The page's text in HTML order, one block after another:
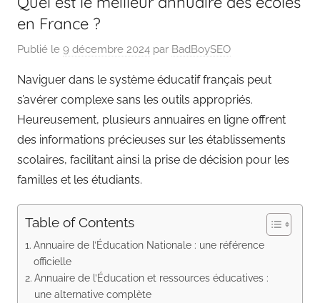
en France ?
Publié le 9 décembre 2024 par BadBoySEO
Naviguer dans le système éducatif français peut
s’avérer complexe sans les outils appropriés.
Heureusement, plusieurs annuaires en ligne offrent
des informations précieuses sur les établissements
scolaires, facilitant ainsi la prise de décision pour les
familles et les étudiants.
Table of Contents
Annuaire de l’Éducation Nationale : une référence
officielle
Annuaire de l’Éducation et ressources éducatives :
une alternative complète